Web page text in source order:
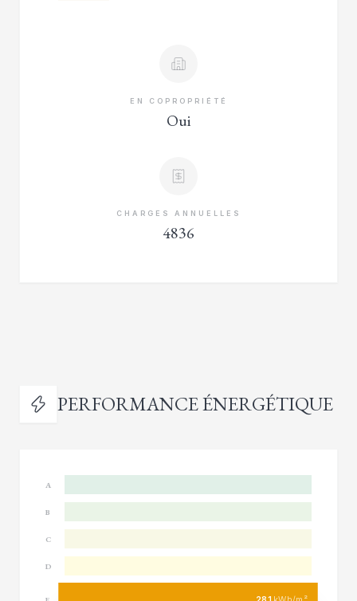
EN COPROPRIÉTÉ
Oui
CHARGES ANNUELLES
4836
PERFORMANCE ÉNERGÉTIQUE
A
B
C
D